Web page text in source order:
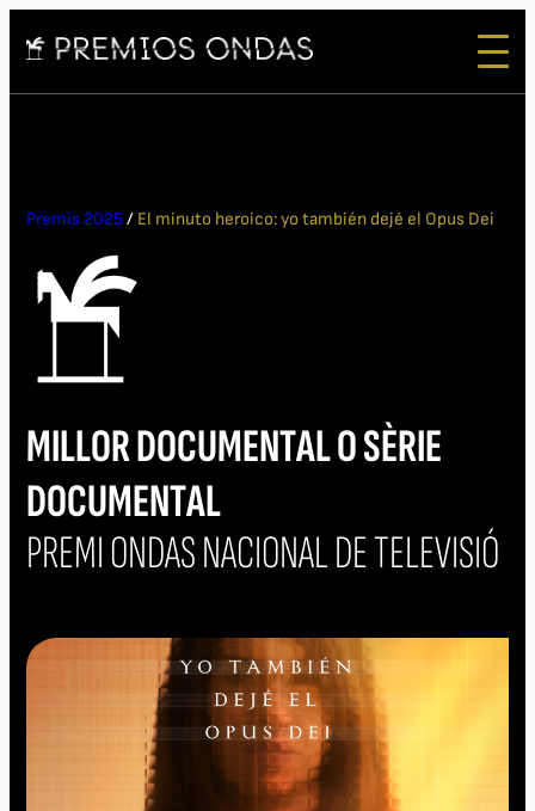
Premis 2025 / El minuto heroico: yo también dejé el Opus Dei
MILLOR DOCUMENTAL O SÈRIE
DOCUMENTAL
PREMI ONDAS NACIONAL DE TELEVISIÓ